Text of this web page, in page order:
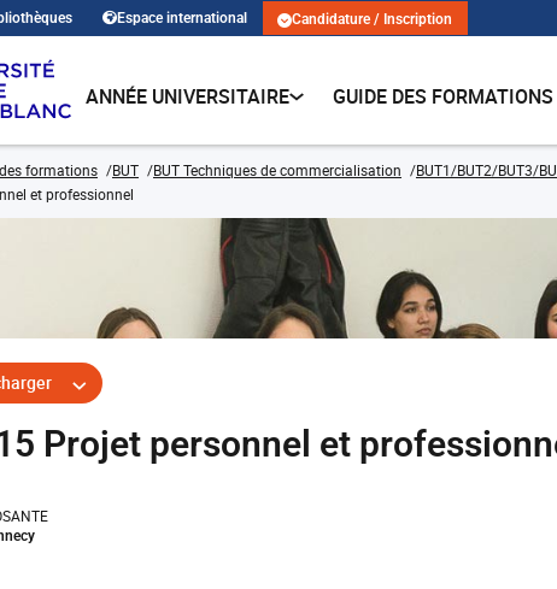
Espace international Candidature / Inscription
ANNÉE UNIVERSITAIRE GUIDE DES
formations BUT BUT Techniques de commercialisation
BUT1/BUT2/BUT3/
et professionnel
Projet personnel et